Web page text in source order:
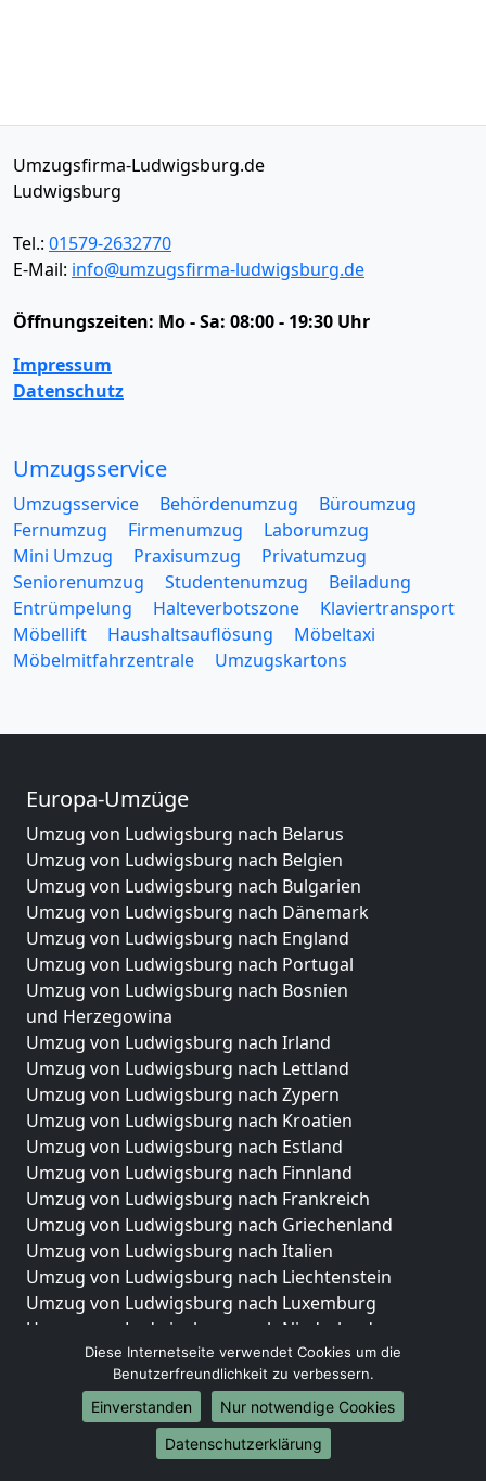
Umzugsfirma-Ludwigsburg.de
Ludwigsburg
Tel.: 01579-2632770
E-Mail: info@umzugsfirma-ludwigsburg.de
Öffnungszeiten: Mo - Sa: 08:00 - 19:30 Uhr
Impressum
Datenschutz
Umzugsservice
Umzugsservice Behördenumzug
Büroumzug
Fernumzug
Firmenumzug
Laborumzug
Mini Umzug
Praxisumzug
Privatumzug
Seniorenumzug
Studentenumzug
Beiladung
Entrümpelung
Halteverbotszone
Klaviertransport
Möbellift
Haushaltsauflösung
Möbeltaxi
Möbelmitfahrzentrale
Umzugskartons
Europa-Umzüge
Umzug von Ludwigsburg nach Belarus
Umzug von Ludwigsburg nach Belgien
Umzug von Ludwigsburg nach Bulgarien
Umzug von Ludwigsburg nach Dänemark
Umzug von Ludwigsburg nach England
Umzug von Ludwigsburg nach Portugal
Umzug von Ludwigsburg nach Bosnien
und Herzegowina
Umzug von Ludwigsburg nach Irland
Umzug von Ludwigsburg nach Lettland
Umzug von Ludwigsburg nach Zypern
Umzug von Ludwigsburg nach Kroatien
Umzug von Ludwigsburg nach Estland
Umzug von Ludwigsburg nach Finnland
Umzug von Ludwigsburg nach Frankreich
Umzug von Ludwigsburg nach Griechenland
Umzug von Ludwigsburg nach Italien
Umzug von Ludwigsburg nach Liechtenstein
Umzug von Ludwigsburg nach Luxemburg
Umzug von Ludwigsburg nach Niederlande
Umzug von Ludwigsburg nach Norwegen
Umzüge-Deutschlandweit
Umzug von Ludwigsburg nach Berlin
Umzug von Ludwigsburg nach Hamburg
Diese Internetseite verwendet Cookies um die
Benutzerfreundlichkeit zu verbessern.
Einverstanden
Nur notwendige Cookies
Datenschutzerklärung